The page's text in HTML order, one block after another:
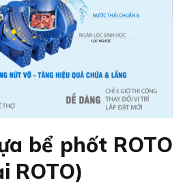
bể phốt ROTO
ROTO)